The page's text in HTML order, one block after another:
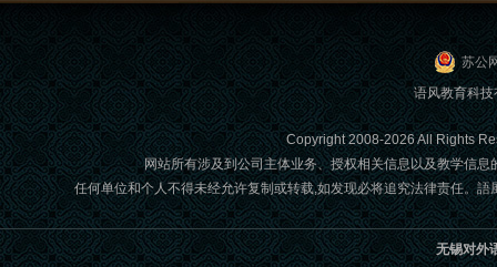
语风汉语学生Jennifer
苏公
语风教育科
Copyright 2008-2026 All Rights
网站所有涉及到公司主体业务、授权相关信息以及教学信
任何单位和个人不得未经允许复制或转载,如发现必将追究法律责任。
无锡对外